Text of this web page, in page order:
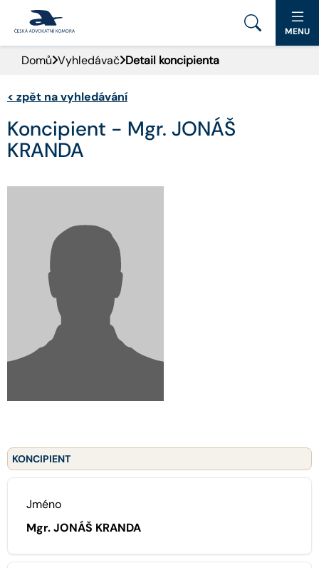
PORTÁL ČAK
DOMŮ
AKTUALITY
ADVOKÁTNÍ DENÍK
KONTAKT
MENU
Domů Vyhledávač Detail koncipienta
< zpět na vyhledávání
Koncipient - Mgr. JONÁŠ
KRANDA
KONCIPIENT
Jméno
Mgr. JONÁŠ KRANDA